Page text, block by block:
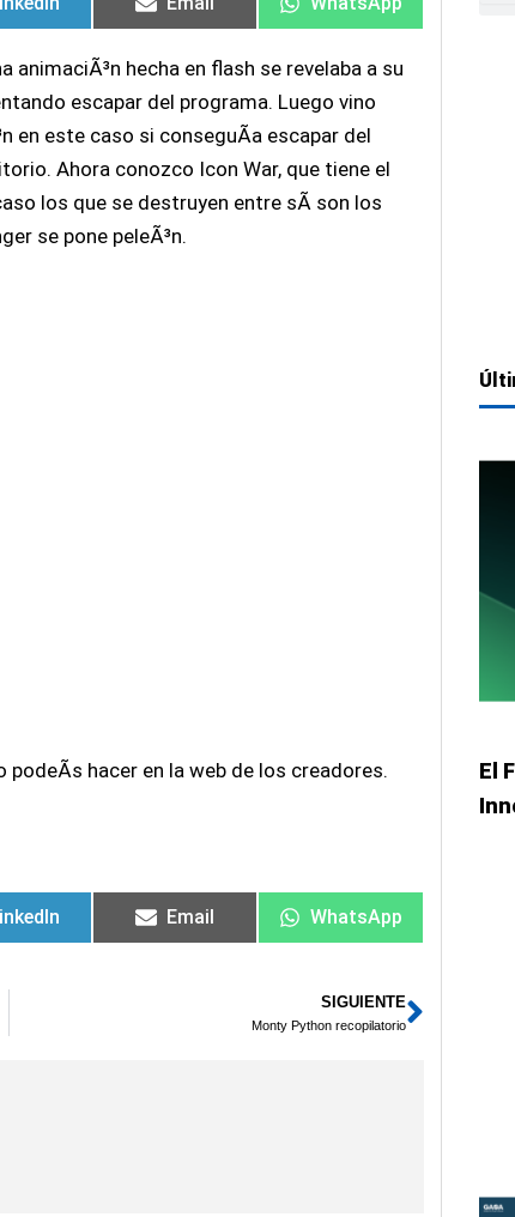
hecha en flash se revelaba a su
escapar del programa. Luego vino
en este caso si conseguÃ­a escapar del
Ahora conozco Icon War, que tiene el
los que se destruyen entre sÃ­ son los
se pone peleÃ³n.
hacer en la web de los creadores.
Email WhatsApp
SIGUIENTE
Monty Python recopilatorio
El